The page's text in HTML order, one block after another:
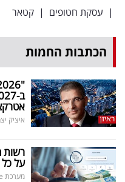
| עסקת חטופים | קטאר
הכתבות החמות
איציק
רשות
על
מערכת ice